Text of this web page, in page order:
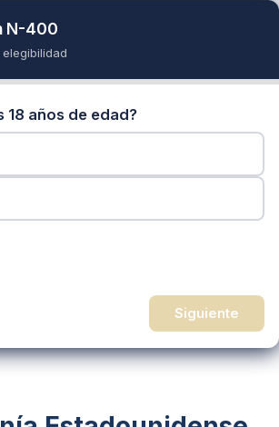
N-400
18 años de edad?
Siguiente